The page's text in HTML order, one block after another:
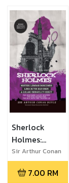
Kadbod,
Misteri
Kumpulan
Lingkaran
Merah & Kisah
Detektif yang
Naza
Sherlock
Holmes:
Misteri
Lembah
Boscombe,
Sir Arthur Conan
Doyle
7.00 RM